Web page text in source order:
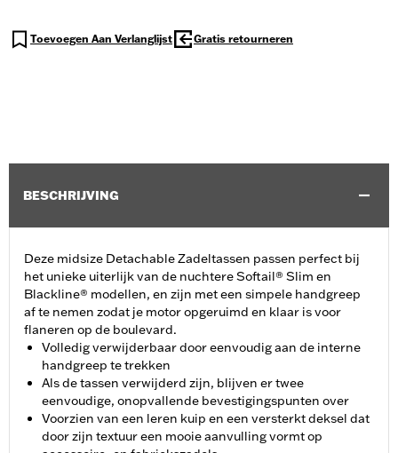
Toevoegen Aan Verlanglijst Gratis retourneren
BESCHRIJVING
Deze midsize Detachable Zadeltassen passen perfect bij
het unieke uiterlijk van de nuchtere Softail® Slim en
Blackline® modellen, en zijn met een simpele handgreep
af te nemen zodat je motor opgeruimd en klaar is voor
flaneren op de boulevard.
Volledig verwijderbaar door eenvoudig aan de interne
handgreep te trekken
Als de tassen verwijderd zijn, blijven er twee
eenvoudige, onopvallende bevestigingspunten over
Voorzien van een leren kuip en een versterkt deksel dat
door zijn textuur een mooie aanvulling vormt op